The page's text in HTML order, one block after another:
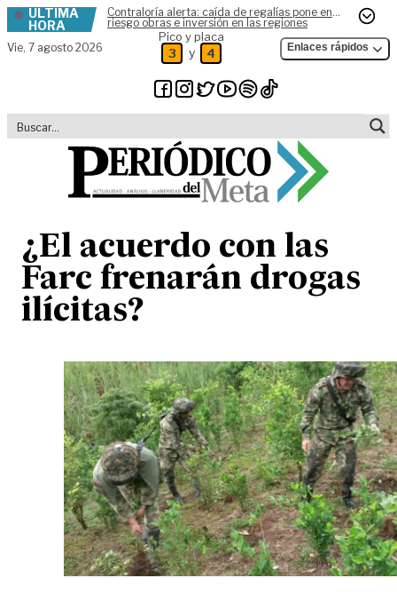
Skip to content
ÚLTIMA
HORA
Contraloría alerta: caída de regalías pone en
riesgo obras e inversión en las regiones
Vie, 7 agosto 2026
Pico y placa
3 y 4 Enlaces rápidos
¿El acuerdo con las
Farc frenarán drogas
ilícitas?